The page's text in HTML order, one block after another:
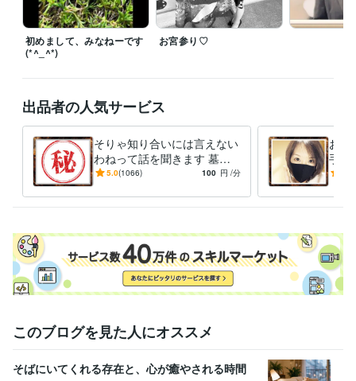
談　プラチナランク 達成
2023/1：ココナラ電話相談　受注件数：10
0件 達成 2024/2：ココナラ電話相談　受注件数：1000件 達成 202
4/11：ココナラ電話相談　受注件数：1500件 達成
ラ電話相談　受注件数：2000件 達成
6/6：ココナラ電話相談　受注件数：2400件 達成
二種証券外務員 取得年 : 1991年
日商簿記検定2級 取得年 : 2013年
メンタル心理カウンセラー 取得年 : 2021年
メンタル心理インストラクター 取得年 : 2021年
数秘術鑑定士 取得年 : 2022年
ビジネス・クリエイティブツール
Excel:18年PowerPoint:10年Word:18年
得意分野
後】
恋愛 不倫 失恋 仕事 人間関係 育成 婦人病 メンタル
雑談 悩み 友達
浮気 嫉妬 信用 信頼
初めまして、みなねーです
(*^_^*)
お宮参り♡
出品者の人気サービス
そりゃ知り合いには言えない
わねって話を聞きます 墓場
まで持っていく？でも誰かに
わ。
5.0(1066) 100 円 /分
おね
手さ
めん
このブログを見た人にオススメ
そばにいてくれる存在と、心が癒やされる時間